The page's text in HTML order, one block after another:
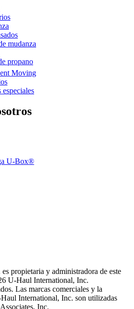
mudanza
propano
Moving
U-Box®
propietaria y administradora de este
U-Haul International, Inc.
Las marcas comerciales y la
International, Inc. son utilizadas
Inc.